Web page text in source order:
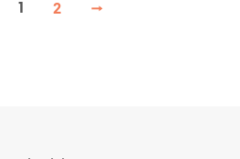
1 2 →